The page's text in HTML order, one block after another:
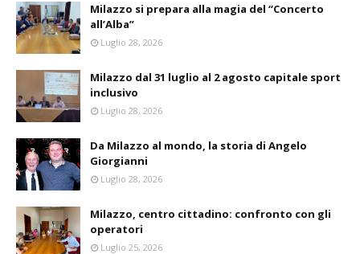
Milazzo si prepara alla magia del “Concerto
all’Alba”
Luglio 28, 2026
Milazzo dal 31 luglio al 2 agosto capitale sport
inclusivo
Luglio 28, 2026
Da Milazzo al mondo, la storia di Angelo
Giorgianni
Luglio 28, 2026
Milazzo, centro cittadino: confronto con gli
operatori
Luglio 25, 2026